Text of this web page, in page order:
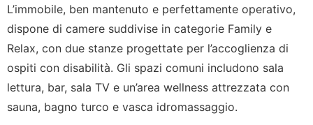
L’immobile, ben mantenuto e perfettamente operativo,
dispone di camere suddivise in categorie Family e
Relax, con due stanze progettate per l’accoglienza di
ospiti con disabilità. Gli spazi comuni includono sala
lettura, bar, sala TV e un’area wellness attrezzata con
sauna, bagno turco e vasca idromassaggio.